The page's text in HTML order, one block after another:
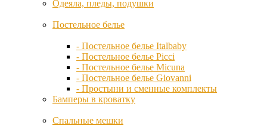
Игры на улице
Игровые домики
Игровые комплексы
Песочницы
Показать все категории
iNanny
Italbaby
IVI
Joovy
Одеяла, пледы, подушки
Постельное белье
- Постельное белье Italbaby
- Постельное белье Picci
- Постельное белье Micuna
- Постельное белье Giovanni
- Простыни и сменные комплекты
Бамперы в кроватку
Спальные мешки